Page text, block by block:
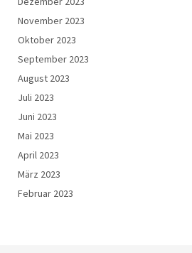
November 2023
Oktober 2023
September 2023
August 2023
Juli 2023
Juni 2023
Mai 2023
April 2023
März 2023
Februar 2023